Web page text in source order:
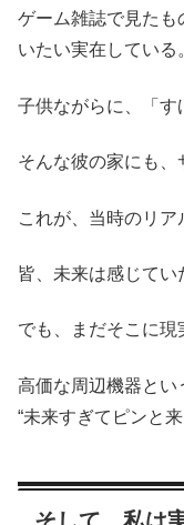
ゲーム雑誌で見たも
いたい実在している
子供ながらに、「
そんな彼の家にも、
これが、当時のリア
皆、未来は感じてい
でも、まだそこに現
高価な周辺機器とい
“未来すぎてピンと